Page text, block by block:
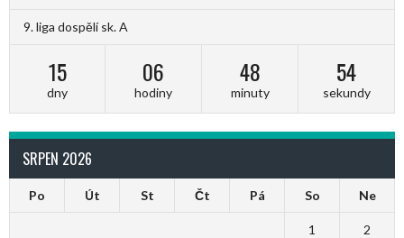
9. liga dospělí sk. A
15
dny
06
hodiny
48
minuty
54
sekundy
SRPEN 2026
Po Út St Čt Pá So Ne
1 2